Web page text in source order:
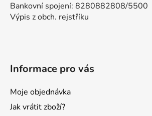
Bankovní spojení: 8280882808/5500
Výpis z obch. rejstříku
Informace pro vás
Moje objednávka
Jak vrátit zboží?